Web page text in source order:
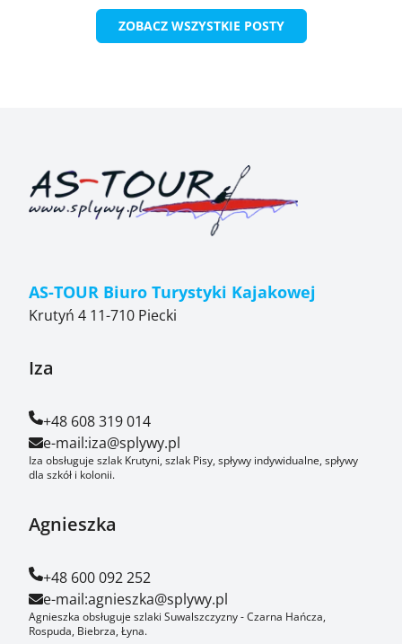
ZOBACZ WSZYSTKIE POSTY
AS-TOUR Biuro Turystyki Kajakowej
Krutyń 4 11-710 Piecki
Iza
+48 608 319 014
e-mail:iza@splywy.pl
Iza obsługuje szlak Krutyni, szlak Pisy, spływy indywidualne, spływy
dla szkół i kolonii.
Agnieszka
+48 600 092 252
e-mail:agnieszka@splywy.pl
Agnieszka obsługuje szlaki Suwalszczyzny - Czarna Hańcza,
Rospuda, Biebrza, Łyna.